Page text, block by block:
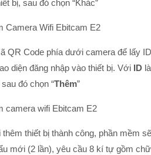
bị, sau đó chọn “Khác”
QR Code phía dưới camera để lấy
diện đăng nhập vào thiết bị. Với ID
sau đó chọn “Thêm”
thêm thiết bị thành công, phần mềm
mới (2 lần), yêu cầu 8 kí tự gồm